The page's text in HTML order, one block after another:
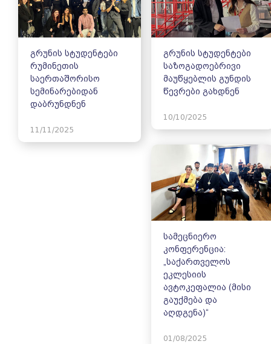
გრუნის სტუდენტები
რუმინეთის
საერთაშორისო
სემინარებიდან
დაბრუნდნენ
11/11/2025
გრუნის სტუდენტები
საზოგადოებრივი
მაუწყებლის გუნდის
წევრები გახდნენ
10/10/2025
სამეცნიერო
კონფერენცია:
„საქართველოს
ეკლესიის
ავტოკეფალია (მისი
გაუქმება და
აღდგენა)“
01/08/2025